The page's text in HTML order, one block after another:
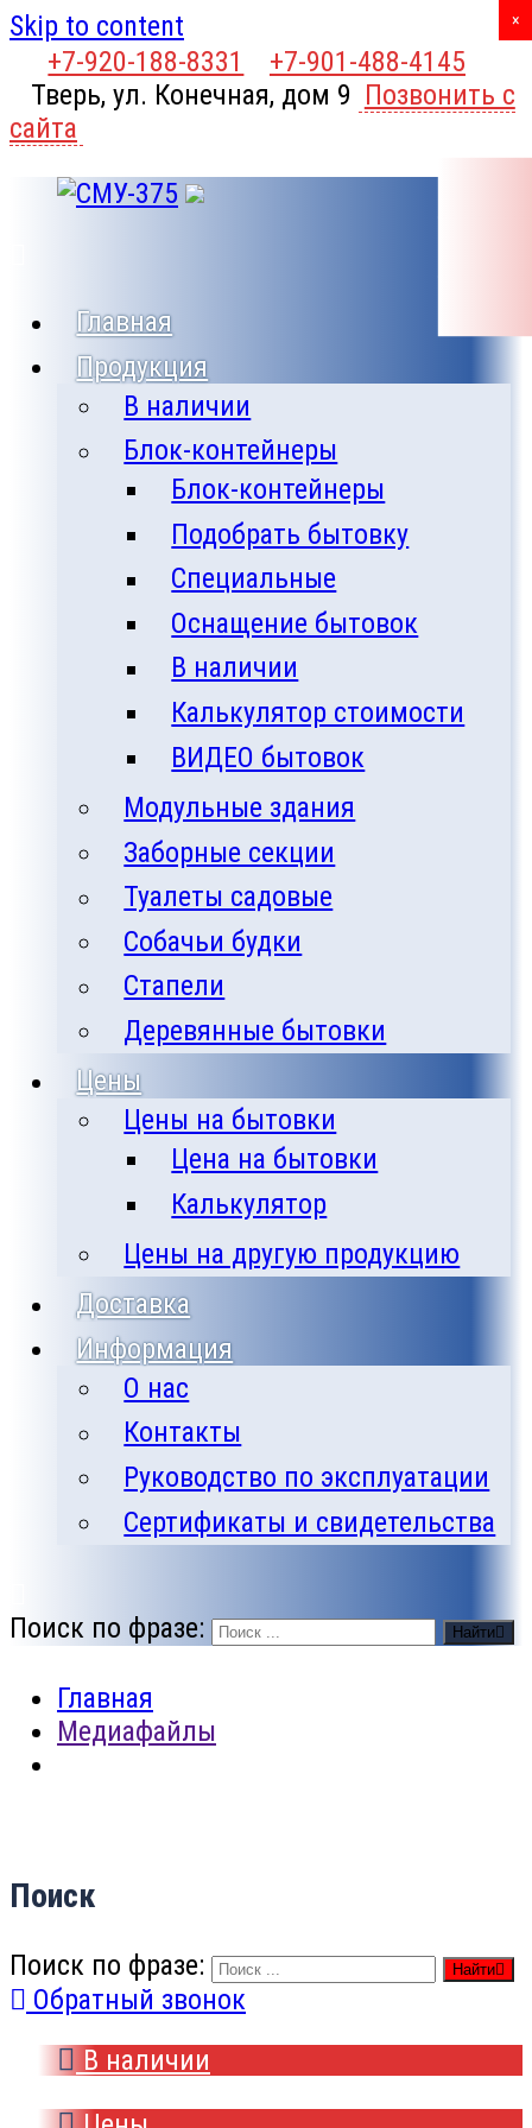
Skip to content
+7-920-188-8331
+7-901-488-4145
Тверь, ул. Конечная, дом 9 Позвонить с
сайта
Главная
Продукция
В наличии
Блок-контейнеры
Блок-контейнеры
Подобрать бытовку
Специальные
Оснащение бытовок
В наличии
Калькулятор стоимости
ВИДЕО бытовок
Модульные здания
Заборные секции
Туалеты садовые
Собачьи будки
Стапели
Деревянные бытовки
Цены
Цены на бытовки
Цена на бытовки
Калькулятор
Цены на другую продукцию
Доставка
Информация
О нас
Контакты
Руководство по эксплуатации
Сертификаты и свидетельства
Поиск по фразе: Найти
Главная
Медиафайлы
Поиск
Поиск по фразе: Найти
Обратный звонок
В наличии
X
×